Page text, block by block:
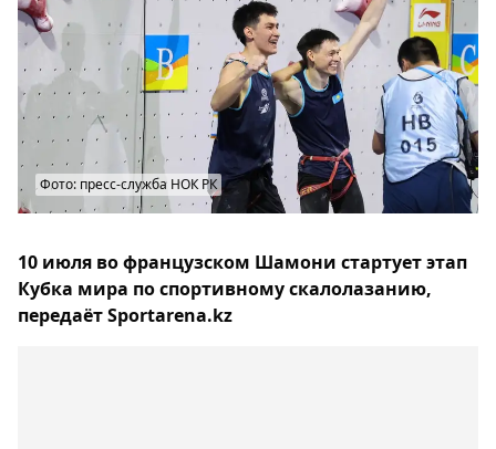
Фото: пресс-служба НОК РК
10 июля во французском Шамони стартует этап
Кубка мира по спортивному скалолазанию,
передаёт Sportarena.kz